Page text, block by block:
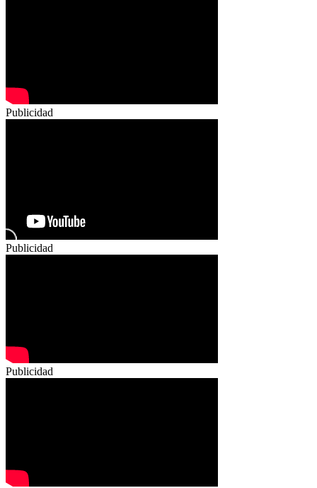
Publicidad
Publicidad
Publicidad